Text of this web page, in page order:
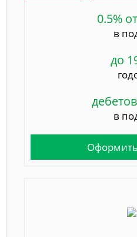
0.5%
в
до
в